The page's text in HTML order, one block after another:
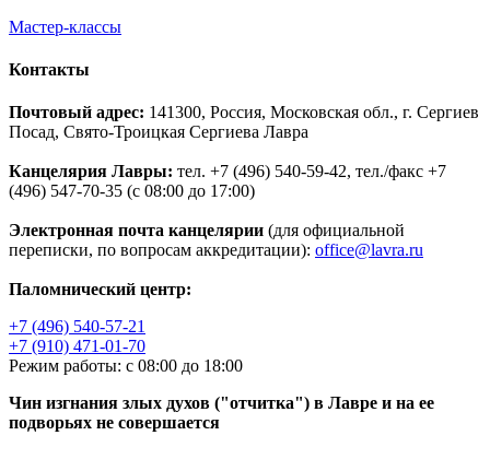
Мастер-классы
Контакты
Почтовый адрес: 141300, Россия, Московская обл., г. Сергиев
Посад, Свято-Троицкая Сергиева Лавра
Канцелярия Лавры: тел. +7 (496) 540-59-42, тел./факс +7
(496) 547-70-35 (с 08:00 до 17:00)
Электронная почта канцелярии (для официальной
переписки, по вопросам аккредитации): office@lavra.ru
Паломнический центр:
+7 (496) 540-57-21
+7 (910) 471-01-70
Режим работы: с 08:00 до 18:00
Чин изгнания злых духов ("отчитка") в Лавре и на ее
подворьях не совершается